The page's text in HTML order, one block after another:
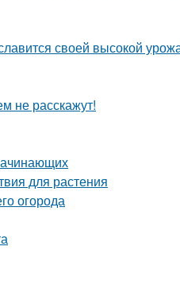
своей высокой
не расскажут!
для растения
огорода